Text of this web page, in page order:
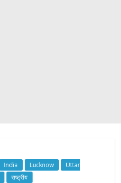
India Lucknow
Uttar
राष्ट्रीय